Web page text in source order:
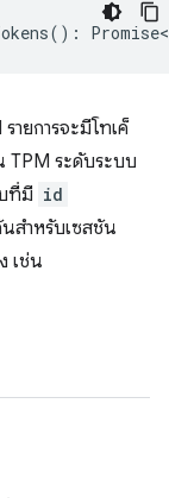
() : Promise<
ายการจะมีโทเค็
TPM ระดับระบบ
ที่มี id
สำหรับเซสชัน
เช่น